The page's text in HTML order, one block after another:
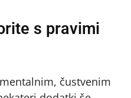
s pravimi
čustvenim